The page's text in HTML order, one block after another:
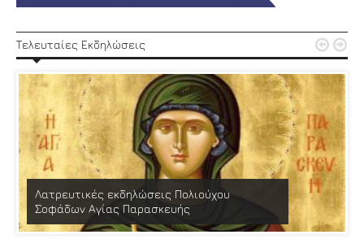
Τελευταίες Εκδηλώσεις
Λατρευτικές εκδηλώσεις Πολιούχου
Σοφάδων Αγίας Παρασκευής
 